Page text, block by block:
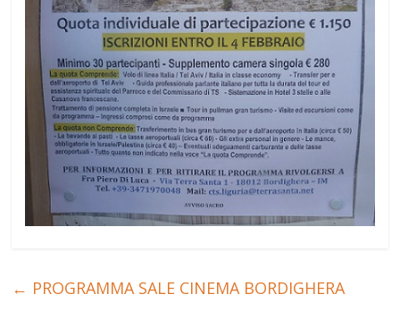
← PROGRAMMA SALE CINEMA BORDIGHERA